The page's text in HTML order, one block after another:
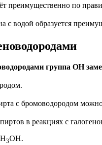
преимущественно по
с водой образуется
группа ОН
с бромоводородом можно
в реакциях с
3OH.